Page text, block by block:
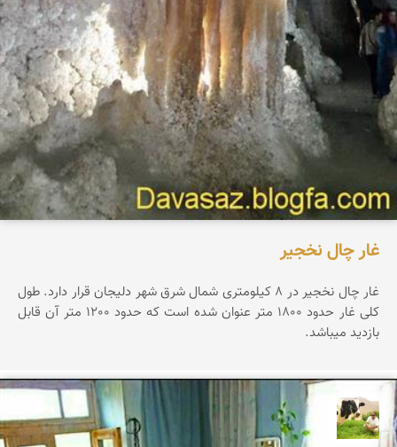
غار چال نخجیر
غار چال نخجیر در 8 کیلومتری شمال شرق شهر دلیجان قرار دارد. طول
کلی غار حدود 1800 متر عنوان شده است که حدود 1200 متر آن قابل
بازدید میباشد.
تقی قاسمی